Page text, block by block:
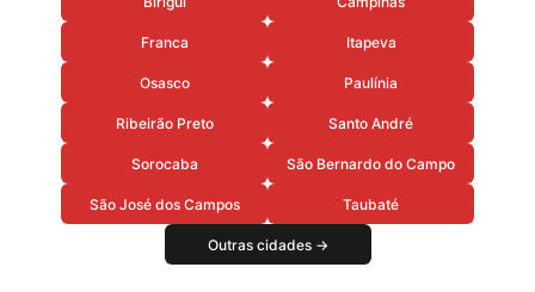
Franca Itapeva
Osasco Paulínia
Ribeirão Preto Santo André
Sorocaba São Bernardo do Campo
São José dos Campos Taubaté
Outras cidades →